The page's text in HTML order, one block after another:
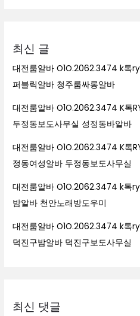
최신 글
대전룸알바 O1O.2062.3474 k톡
퍼블릭알바 청주룸싸롱알바
대전룸알바 O1O.2062.3474 K톡
두정동보도사무실 성정동바알바
대전룸알바 O1O.2062.3474 K톡
정동여성알바 두정동보도사무실
대전룸알바 O1O.2062.3474 k톡
밤알바 천안노래방도우미
대전룸알바 O1O.2062.3474 k톡
덕진구밤알바 덕진구보도사무실
최신 댓글